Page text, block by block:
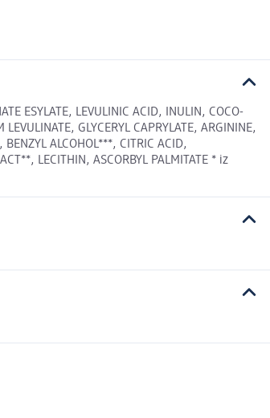
ESYLATE, LEVULINIC ACID, INULIN, COCO-
GLYCERYL CAPRYLATE, ARGININE,
ALCOHOL***, CITRIC ACID,
LECITHIN, ASCORBYL PALMITATE * iz